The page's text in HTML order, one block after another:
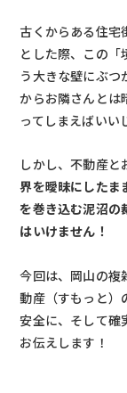
古くからある住宅
とした際、この「
う大きな壁にぶつ
からお隣さんとは
ってしまえばいい
しかし、不動産と
界を曖昧にしたま
を巻き込む泥沼の
はいけません！
今回は、岡山の
動産（すもっと）
安全に、そして確
お伝えします！